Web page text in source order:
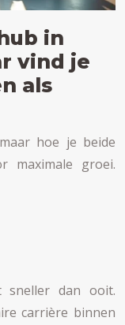
in
vind je
als
hoe je beide
maximale groei.
sneller dan ooit.
carrière binnen